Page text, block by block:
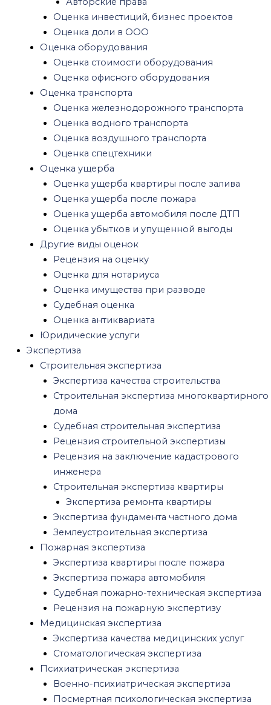
Оценка инвестиций, бизнес проектов
Оценка доли в ООО
Оценка оборудования
Оценка стоимости оборудования
Оценка офисного оборудования
Оценка транспорта
Оценка железнодорожного транспорта
Оценка водного транспорта
Оценка воздушного транспорта
Оценка спецтехники
Оценка ущерба
Оценка ущерба квартиры после залива
Оценка ущерба после пожара
Оценка ущерба автомобиля после ДТП
Оценка убытков и упущенной выгоды
Другие виды оценок
Рецензия на оценку
Оценка для нотариуса
Оценка имущества при разводе
Судебная оценка
Оценка антиквариата
Юридические услуги
Экспертиза
Строительная экспертиза
Экспертиза качества строительства
Строительная экспертиза многоквартирного
дома
Судебная строительная экспертиза
Рецензия строительной экспертизы
Рецензия на заключение кадастрового
инженера
Строительная экспертиза квартиры
Экспертиза ремонта квартиры
Экспертиза фундамента частного дома
Землеустроительная экспертиза
Пожарная экспертиза
Экспертиза квартиры после пожара
Экспертиза пожара автомобиля
Судебная пожарно-техническая экспертиза
Рецензия на пожарную экспертизу
Медицинская экспертиза
Экспертиза качества медицинских услуг
Стоматологическая экспертиза
Психиатрическая экспертиза
Военно-психиатрическая экспертиза
Посмертная психологическая экспертиза
Судебная оценка
Оценка антиквариата
Юридические услуги
Экспертиза
Строительная экспертиза
Экспертиза качества строительства
Строительная экспертиза многоквартирного
дома
Судебная строительная экспертиза
Рецензия строительной экспертизы
Рецензия на заключение кадастрового
инженера
Строительная экспертиза квартиры
Экспертиза ремонта квартиры
Экспертиза фундамента частного дома
Землеустроительная экспертиза
Пожарная экспертиза
Экспертиза квартиры после пожара
Экспертиза пожара автомобиля
Судебная пожарно-техническая экспертиза
Рецензия на пожарную экспертизу
Медицинская экспертиза
Экспертиза качества медицинских услуг
Стоматологическая экспертиза
Психиатрическая экспертиза
Военно-психиатрическая экспертиза
Посмертная психологическая экспертиза
Психиатрическая экспертиза на
дееспособность
Рецензия на психиатрическую экспертизу
Амбулаторная психиатрическая
экспертиза
Психиатрическая экспертиза обвиняемого
Психиатрическая экспертиза потерпевшего
Психиатрическая экспертиза для работы
Психиатрическая экспертиза
несовершеннолетних
Автотехническая экспертиза
Экономическая экспертиза
Криминалистическая экспертиза
Почерковедческая экспертиза
Экспертиза давности документа
Экспертиза печати и штампа
Техническая экспертиза документов
Рецензия на судебную экспертизу
Рецензия на судебно-психиатрическую